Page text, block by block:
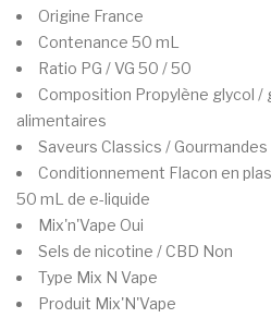
Origine France
Contenance 50 mL
Ratio PG / VG 50 / 50
Composition Propylène glycol
alimentaires
Saveurs Classics / Gourmandes
Conditionnement Flacon en
50 mL de e-liquide
Mix'n'Vape Oui
Sels de nicotine / CBD Non
Type Mix N Vape
Produit Mix'N'Vape